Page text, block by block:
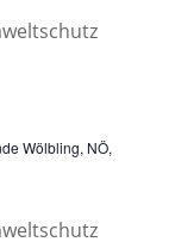
Wölbling, NÖ,